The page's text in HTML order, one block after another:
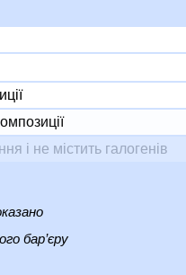
і не містить галогенів
бар’єру